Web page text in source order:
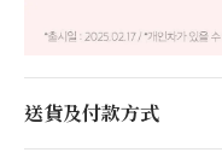
送貨及付款方式